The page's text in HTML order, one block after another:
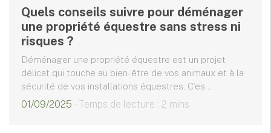
Quels conseils suivre pour déménager
une propriété équestre sans stress ni
risques ?
Déménager une propriété équestre est un projet
délicat qui touche au bien-être de vos animaux et à la
sécurité de vos installations équestres. C’es...
01/09/2025 - Temps de lecture : 2 mins